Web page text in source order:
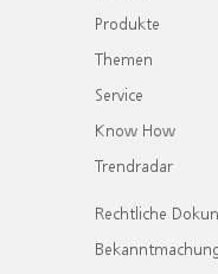
Produkte
Themen
Service
Know How
Trendradar
Rechtliche